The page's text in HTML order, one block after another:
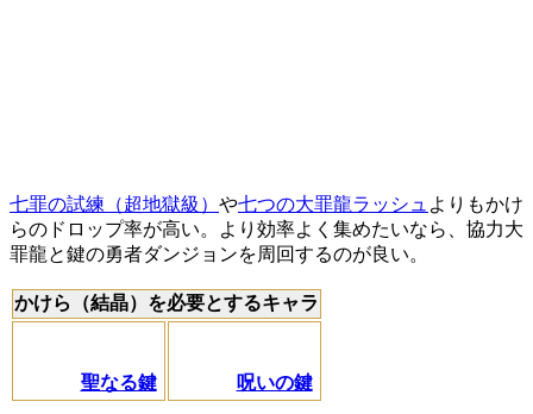
七罪の試練（超地獄級） や七つの大罪龍ラッシュ よりもかけ
らのドロップ率が高い。より効率よく集めたいなら、協力大
罪龍と鍵の勇者ダンジョンを周回するのが良い。
かけら（結晶）を必要とするキャラ
聖なる鍵 呪いの鍵